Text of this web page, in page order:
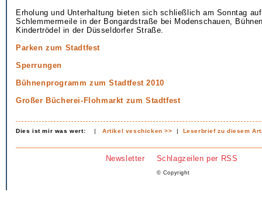
Erholung und Unterhaltung bieten sich schließlich am Sonntag
Schlemmermeile in der Bongardstraße bei Modenschauen,
Kindertrödel in der Düsseldorfer Straße.
Parken zum Stadtfest
Sperrungen
Bühnenprogramm zum Stadtfest 2010
Großer Bücherei-Flohmarkt zum Stadtfest
Dies ist mir was wert: |Artikel veschicken >> | Leserbrief zu diesem
Newsletter Schlagzeilen per RSS
© Copyright